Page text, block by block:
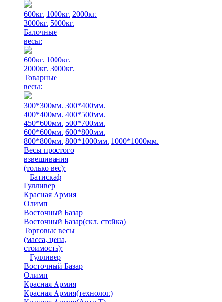
600кг. 1000кг. 2000кг.
3000кг. 5000кг.
Балочные
весы:
600кг. 1000кг.
2000кг. 3000кг.
Товарные
весы:
300*300мм. 300*400мм.
400*400мм. 400*500мм.
450*600мм. 500*700мм.
600*600мм. 600*800мм.
800*800мм. 800*1000мм. 1000*1000мм.
Весы простого
взвешивания
(только вес):
Батискаф
Гулливер
Красная Армия
Олимп
Восточный Базар
Восточный Базар(скл. стойка)
Торговые весы
(масса, цена,
стоимость):
Гулливер
Восточный Базар
Олимп
Красная Армия
Красная Армия(технолог.)